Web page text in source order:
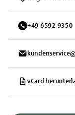
+49 6592 9350
vCard